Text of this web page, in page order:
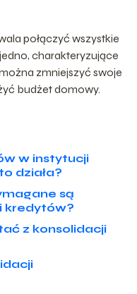
połączyć wszystkie
charakteryzujące
zmniejszyć swoje
budżet domowy.
w instytucji
działa?
są
kredytów?
z konsolidacji